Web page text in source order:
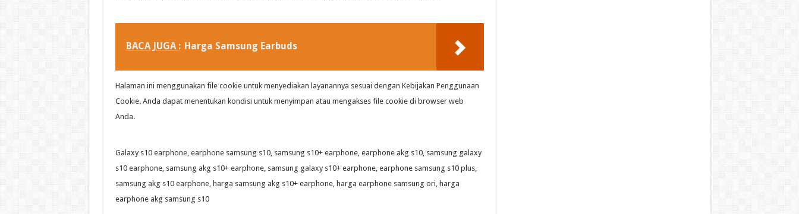
BACA JUGA : Harga Samsung Earbuds
Halaman ini menggunakan file cookie untuk menyediakan layanannya sesuai dengan Kebijakan Penggunaan
Cookie. Anda dapat menentukan kondisi untuk menyimpan atau mengakses file cookie di browser web
Anda.
Galaxy s10 earphone, earphone samsung s10, samsung s10+ earphone, earphone akg s10, samsung galaxy
s10 earphone, samsung akg s10+ earphone, samsung galaxy s10+ earphone, earphone samsung s10 plus,
samsung akg s10 earphone, harga samsung akg s10+ earphone, harga earphone samsung ori, harga
earphone akg samsung s10